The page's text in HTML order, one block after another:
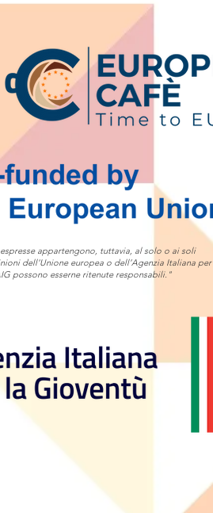
appartengono, tuttavia, al solo o ai soli
dell'Unione europea o dell’Agenzia Italiana per
possono esserne ritenute responsabili."